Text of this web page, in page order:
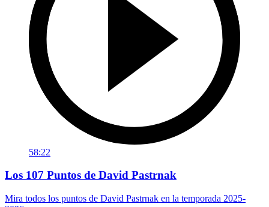
58:22
Los 107 Puntos de David Pastrnak
Mira todos los puntos de David Pastrnak en la temporada 2025-